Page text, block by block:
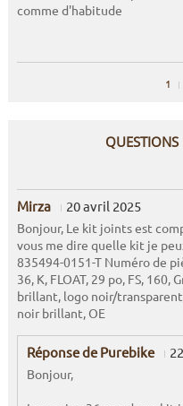
comme d'habitude
1
QUESTIONS
Mirza 20 avril 2025
Bonjour, Le kit joints est
vous me dire quelle kit je
835494-0151-T Numéro de
36, K, FLOAT, 29 po, FS, 160,
brillant, logo noir/
noir brillant, OE
Réponse de Purebike
Bonjour,